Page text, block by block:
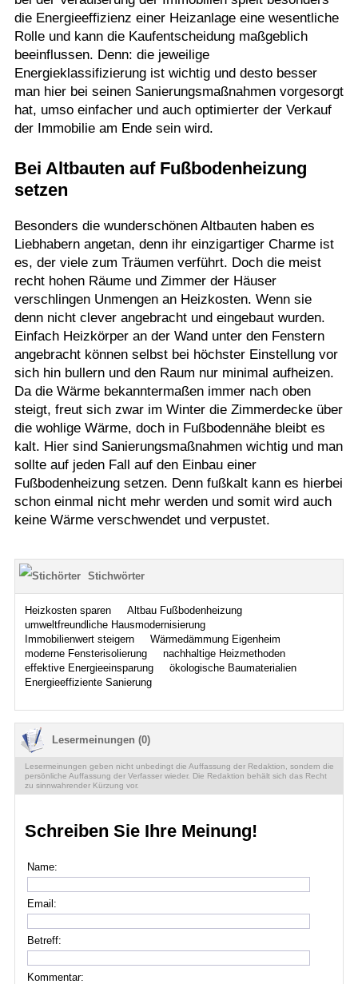
die Energieeffizienz einer Heizanlage eine wesentliche
Rolle und kann die Kaufentscheidung maßgeblich
beeinflussen. Denn: die jeweilige
Energieklassifizierung ist wichtig und desto besser
man hier bei seinen Sanierungsmaßnahmen vorgesorgt
hat, umso einfacher und auch optimierter der Verkauf
der Immobilie am Ende sein wird.
Bei Altbauten auf Fußbodenheizung
setzen
Besonders die wunderschönen Altbauten haben es
Liebhabern angetan, denn ihr einzigartiger Charme ist
es, der viele zum Träumen verführt. Doch die meist
recht hohen Räume und Zimmer der Häuser
verschlingen Unmengen an Heizkosten. Wenn sie
denn nicht clever angebracht und eingebaut wurden.
Einfach Heizkörper an der Wand unter den Fenstern
angebracht können selbst bei höchster Einstellung vor
sich hin bullern und den Raum nur minimal aufheizen.
Da die Wärme bekanntermaßen immer nach oben
steigt, freut sich zwar im Winter die Zimmerdecke über
die wohlige Wärme, doch in Fußbodennähe bleibt es
kalt. Hier sind Sanierungsmaßnahmen wichtig und man
sollte auf jeden Fall auf den Einbau einer
Fußbodenheizung setzen. Denn fußkalt kann es hierbei
schon einmal nicht mehr werden und somit wird auch
keine Wärme verschwendet und verpustet.
Stichwörter
Heizkosten sparen
Altbau Fußbodenheizung
umweltfreundliche Hausmodernisierung
Immobilienwert steigern
Wärmedämmung Eigenheim
moderne Fensterisolierung
nachhaltige Heizmethoden
effektive Energieeinsparung
ökologische Baumaterialien
Energieeffiziente Sanierung
Lesermeinungen (0)
Lesermeinungen geben nicht unbedingt die Auffassung der Redaktion, sondern die
persönliche Auffassung der Verfasser wieder. Die Redaktion behält sich das Recht
zu sinnwahrender Kürzung vor.
Schreiben Sie Ihre Meinung!
Name:
Email:
Betreff:
Kommentar: